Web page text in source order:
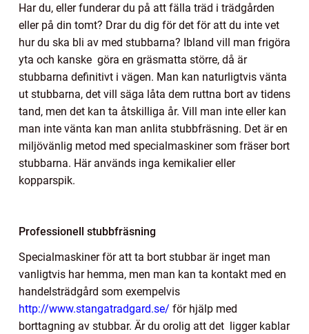
Har du, eller funderar du på att fälla träd i trädgården
eller på din tomt? Drar du dig för det för att du inte vet
hur du ska bli av med stubbarna? Ibland vill man frigöra
yta och kanske göra en gräsmatta större, då är
stubbarna definitivt i vägen. Man kan naturligtvis vänta
ut stubbarna, det vill säga låta dem ruttna bort av tidens
tand, men det kan ta åtskilliga år. Vill man inte eller kan
man inte vänta kan man anlita stubbfräsning. Det är en
miljövänlig metod med specialmaskiner som fräser bort
stubbarna. Här används inga kemikalier eller
kopparspik.
Professionell stubbfräsning
Specialmaskiner för att ta bort stubbar är inget man
vanligtvis har hemma, men man kan ta kontakt med en
handelsträdgård som exempelvis
http://www.stangatradgard.se/ för hjälp med
borttagning av stubbar. Är du orolig att det ligger kablar